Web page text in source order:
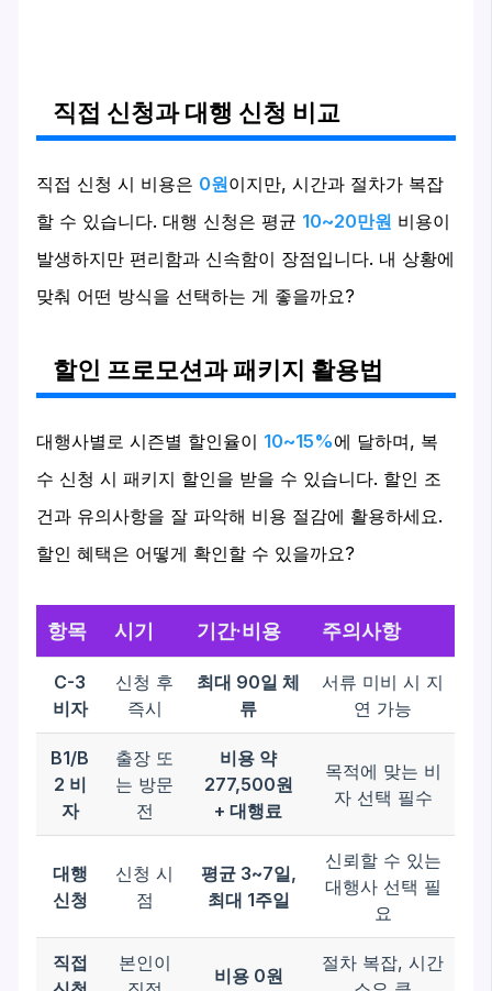
직접 신청과 대행 신청 비교
직접 신청 시 비용은 0원이지만, 시간과 절차가 복잡
할 수 있습니다. 대행 신청은 평균 10~20만원 비용이
발생하지만 편리함과 신속함이 장점입니다. 내 상황에
맞춰 어떤 방식을 선택하는 게 좋을까요?
할인 프로모션과 패키지 활용법
대행사별로 시즌별 할인율이 10~15%에 달하며, 복
수 신청 시 패키지 할인을 받을 수 있습니다. 할인 조
건과 유의사항을 잘 파악해 비용 절감에 활용하세요.
할인 혜택은 어떻게 확인할 수 있을까요?
항목 시기 기간·비용 주의사항
C-3
비자
신청 후
즉시
최대 90일 체
류
서류 미비 시 지
연 가능
B1/B
2 비
자
출장 또
는 방문
전
비용 약
277,500원
+ 대행료
목적에 맞는 비
자 선택 필수
대행
신청
신청 시
점
평균 3~7일,
최대 1주일
신뢰할 수 있는
대행사 선택 필
요
직접
본인이
비용 0원
절차 복잡, 시간